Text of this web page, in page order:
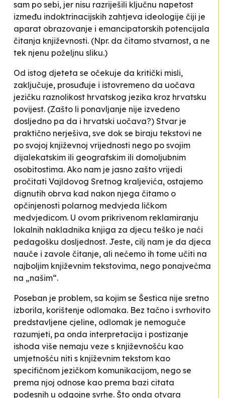
sam po sebi, jer nisu razriješili ključnu napetost
između indoktrinacijskih zahtjeva ideologije čiji je
aparat obrazovanje i emancipatorskih potencijala
čitanja književnosti. (Npr. da čitamo stvarnost, a ne
tek njenu poželjnu sliku.)
Od istog djeteta se očekuje da kritički misli,
zaključuje, prosuđuje i istovremeno da uočava
jezičku raznolikost hrvatskog jezika kroz hrvatsku
povijest. (Zašto li ponavljanje nije izvedeno
dosljedno pa da i hrvatski uočava?) Stvar je
praktično nerješiva, sve dok se biraju tekstovi ne
po svojoj književnoj vrijednosti nego po svojim
dijalekatskim ili geografskim ili domoljubnim
osobitostima. Ako nam je jasno zašto vrijedi
pročitati Vajldovog Sretnog kraljevića, ostajemo
dignutih obrva kad nakon njega čitamo o
opčinjenosti polarnog medvjeda ličkom
medvjedicom. U ovom prikrivenom reklamiranju
lokalnih nakladnika knjiga za djecu teško je naći
pedagošku dosljednost. Jeste, cilj nam je da djeca
nauče i zavole čitanje, ali nećemo ih tome učiti na
najboljim književnim tekstovima, nego ponajvećma
na „našim“.
Poseban je problem, sa kojim se Šestica nije sretno
izborila, korištenje odlomaka. Bez tačno i svrhovito
predstavljene cjeline, odlomak je nemoguće
razumjeti, pa onda interpretacija i postizanje
ishoda više nemaju veze s književnošću kao
umjetnošću niti s književnim tekstom kao
specifičnom jezičkom komunikacijom, nego se
prema njoj odnose kao prema bazi citata
podesnih u odgojne svrhe. Što onda otvara